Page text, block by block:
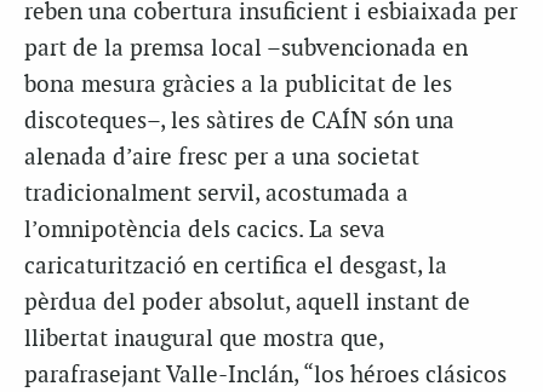
reben una cobertura insuficient i esbiaixada per
part de la premsa local –subvencionada en
bona mesura gràcies a la publicitat de les
discoteques–, les sàtires de CAÍN són una
alenada d’aire fresc per a una societat
tradicionalment servil, acostumada a
l’omnipotència dels cacics. La seva
caricaturització en certifica el desgast, la
pèrdua del poder absolut, aquell instant de
llibertat inaugural que mostra que,
parafrasejant Valle-Inclán, “los héroes clásicos